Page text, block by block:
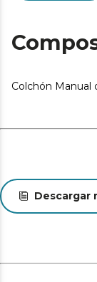
mostrado y
acabado.
Colchón Manual
Descargar